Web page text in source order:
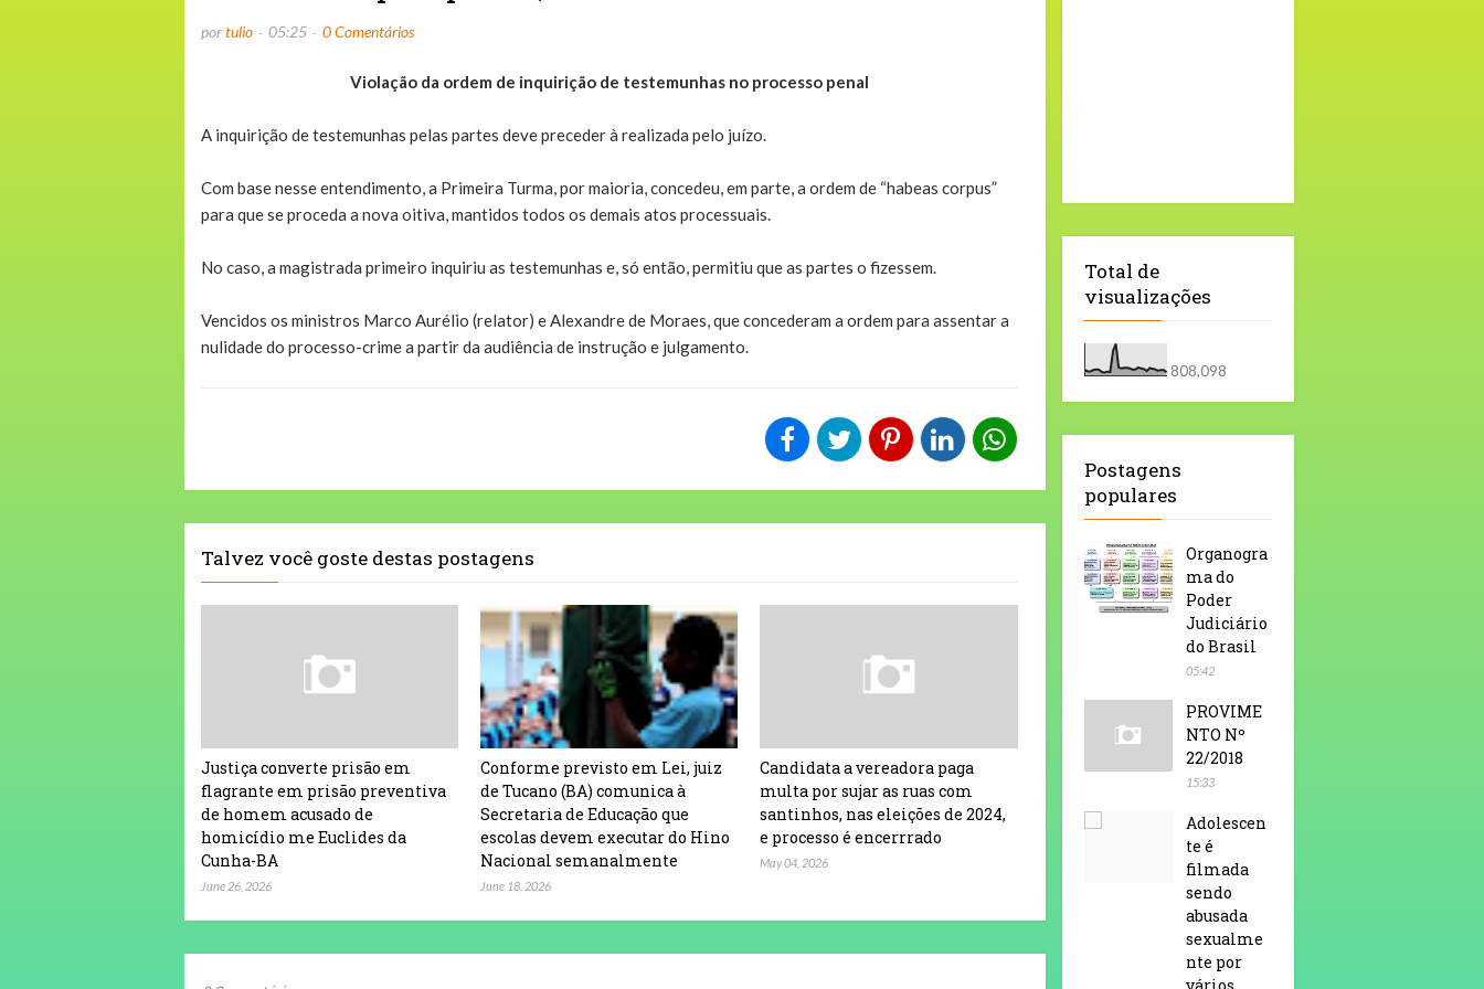
portulio 05:25 0 Comentários
Violação da ordem de inquirição de testemunhas no processo penal
A inquirição de testemunhas pelas partes deve preceder à realizada pelo juízo.
Com base nesse entendimento, a Primeira Turma, por maioria, concedeu, em parte, a ordem de “habeas corpus”
para que se proceda a nova oitiva, mantidos todos os demais atos processuais.
No caso, a magistrada primeiro inquiriu as testemunhas e, só então, permitiu que as partes o fizessem.
Vencidos os ministros Marco Aurélio (relator) e Alexandre de Moraes, que concederam a ordem para assentar a
nulidade do processo-crime a partir da audiência de instrução e julgamento.
Talvez você goste destas postagens
Justiça converte prisão em
flagrante em prisão preventiva
de homem acusado de
homicídio me Euclides da
Cunha-BA
June 26, 2026
Conforme previsto em Lei, juiz
de Tucano (BA) comunica à
Secretaria de Educação que
escolas devem executar do Hino
Nacional semanalmente
June 18, 2026
Candidata a vereadora paga
multa por sujar as ruas com
santinhos, nas eleições de 2024,
e processo é encerrrado
May 04, 2026
Total de
visualizações
808,098
Postagens
populares
Organogra
ma do
Poder
Judiciário
do Brasil
05:42
PROVIME
NTO Nº
22/2018
15:33
Adolescen
te é
filmada
sendo
abusada
sexualme
nte por